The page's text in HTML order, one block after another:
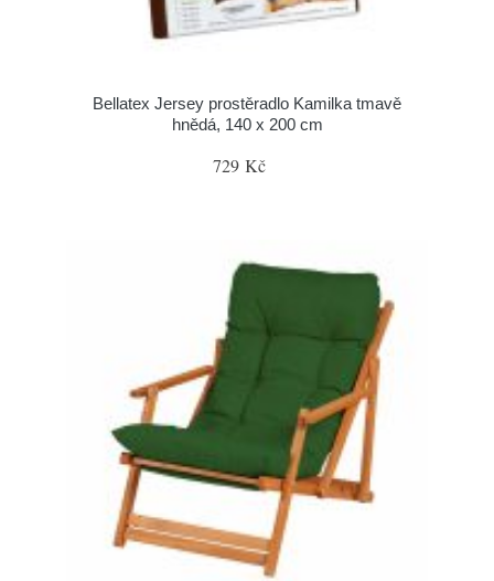
Bellatex Jersey prostěradlo Kamilka tmavě
hnědá, 140 x 200 cm
729 Kč